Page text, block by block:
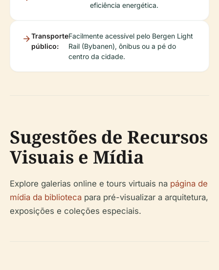
eficiência energética.
Transporte
público:
Facilmente acessível pelo Bergen Light
Rail (Bybanen), ônibus ou a pé do
centro da cidade.
Sugestões de Recursos
Visuais e Mídia
Explore galerias online e tours virtuais na página de
mídia da biblioteca para pré-visualizar a arquitetura,
exposições e coleções especiais.